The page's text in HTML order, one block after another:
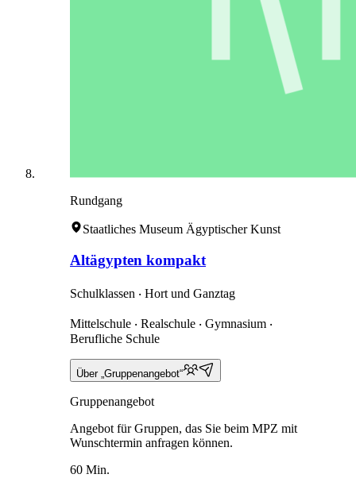
Rundgang
Staatliches Museum Ägyptischer Kunst
Altägypten kompakt
Schulklassen ‧ Hort und Ganztag
Mittelschule ‧ Realschule ‧ Gymnasium ‧
Berufliche Schule
Über „Gruppenangebot“
Gruppenangebot
Angebot für Gruppen, das Sie beim MPZ mit
Wunschtermin anfragen können.
60 Min.